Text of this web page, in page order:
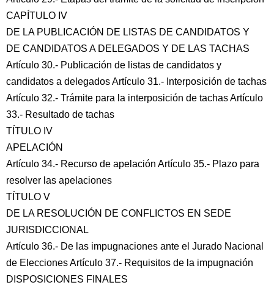
CAPÍTULO IV
DE LA PUBLICACIÓN DE LISTAS DE CANDIDATOS Y
DE CANDIDATOS A DELEGADOS Y DE LAS TACHAS
Artículo 30.- Publicación de listas de candidatos y
candidatos a delegados Artículo 31.- Interposición de tachas
Artículo 32.- Trámite para la interposición de tachas Artículo
33.- Resultado de tachas
TÍTULO IV
APELACIÓN
Artículo 34.- Recurso de apelación Artículo 35.- Plazo para
resolver las apelaciones
TÍTULO V
DE LA RESOLUCIÓN DE CONFLICTOS EN SEDE
JURISDICCIONAL
Artículo 36.- De las impugnaciones ante el Jurado Nacional
de Elecciones Artículo 37.- Requisitos de la impugnación
DISPOSICIONES FINALES